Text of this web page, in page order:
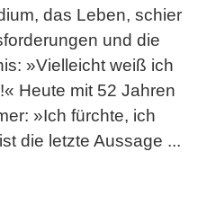
das Leben, schier
und die
»Vielleicht weiß ich
Heute mit 52 Jahren
»Ich fürchte, ich
die letzte Aussage ...